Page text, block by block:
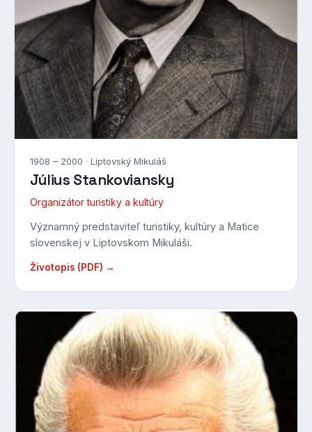
1908 – 2000 · Liptovský Mikuláš
Július Stankoviansky
Organizátor turistiky a kultúry
Významný predstaviteľ turistiky, kultúry a Matice
slovenskej v Liptovskom Mikuláši.
Životopis (PDF) →